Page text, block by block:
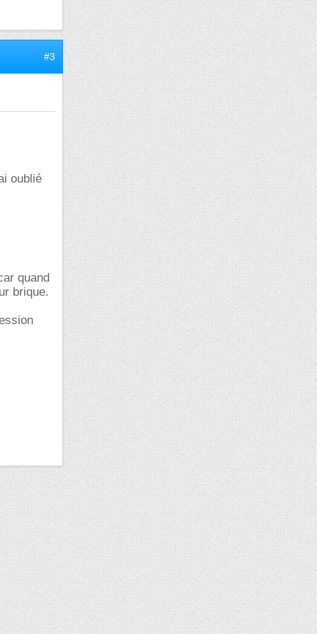
#3
oublié
quand
brique.